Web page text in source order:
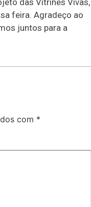
das Vitrines Vivas,
feira. Agradeço ao
juntos para a
com *